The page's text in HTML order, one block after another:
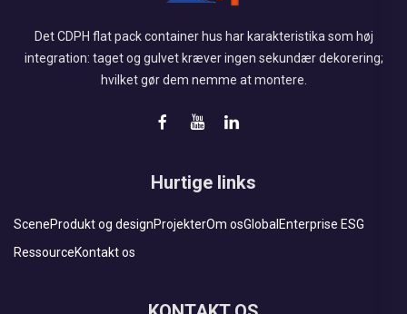
Det CDPH flat pack container hus har karakteristika som høj
integration: taget og gulvet kræver ingen sekundær dekorering;
hvilket gør dem nemme at montere.
Hurtige links
SceneProdukt og designProjekterOm osGlobal Enterprise ESG
RessourceKontakt os